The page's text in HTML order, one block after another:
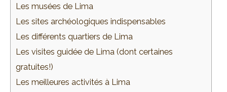
Les musées de Lima
Les sites archéologiques indispensables
Les différents quartiers de Lima
Les visites guidée de Lima (dont certaines
gratuites!)
Les meilleures activités à Lima